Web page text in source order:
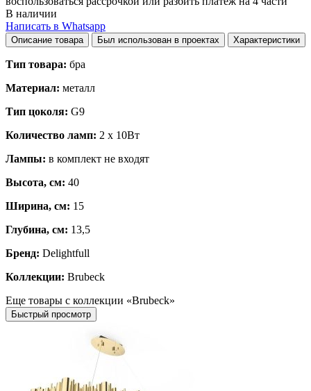
В наличии
Написать в Whatsapp
Описание товара Был использован в проектах Характеристики
Тип товара: бра
Материал: металл
Тип цоколя: G9
Количество ламп: 2 х 10Вт
Лампы: в комплект не входят
Высота, см: 40
Ширина, см: 15
Глубина, см: 13,5
Бренд: Delightfull
Коллекции: Brubeck
Еще товары с коллекции «Brubeck»
Быстрый просмотр